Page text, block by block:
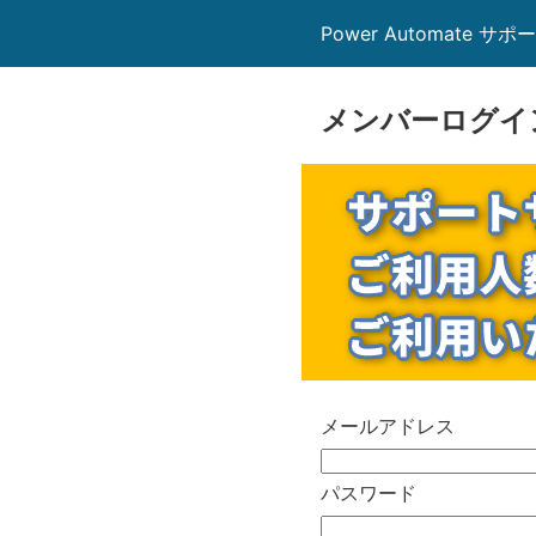
Power Automate サポ
メンバーログイ
メールアドレス
パスワード